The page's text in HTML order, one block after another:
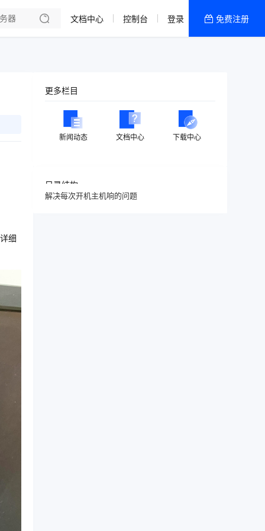
文档中心 控制台 登录 免费注册
细
更多栏目
新闻动态 文档中心 下载中心
目录结构
解决每次开机主机响的问题